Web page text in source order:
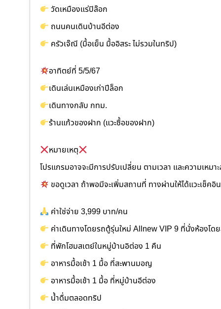
วัดเหมืองแร่ปิล๊อก
ถนนคนเดินบ้านอีต่อง
ครัวเจ๊ณี (มื้อเย็น มื้ออิสระ ไม่รวมในทริป)
อาทิตย์ที่ 5/5/67
เดินเล่นเหมืองเก่าปีล็อก
เดินทางกลับ กทม.
ร้านแก้วของฝาก (แวะซื้อของฝาก)
หมายเหตุ
โปรแกรมอาจจะมีการปรับเปลี่ยน ตามเวลา และความเหมา
ขอดูเวลา ถ้าพอมีจะเพิ่มสถานที่ ทางผ่านให้ได้แวะเช็คอิ
ค่าใช่จ่าย 3,999 บาท/คน
ค่าเดินทางโดยรถตู้รุ่นใหม่ Allnew VIP 9 ที่นั่งห้องโด
ที่พักโฮมสเตย์ในหมู่บ้านอิต่อง 1 คืน
อาหารมื้อเช้า 1 มื้อ ที่สะพานมอญ
อาหารมื้อเช้า 1 มื้อ ที่หมู่บ้านอีต่อง
น้ำดื่มตลอดทริป